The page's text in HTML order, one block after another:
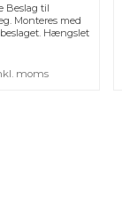
Beslag til
Monteres med
Hængslet
moms